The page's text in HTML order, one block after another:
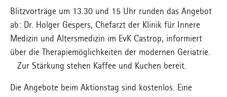
Blitzvorträge um 13.30 und 15 Uhr runden das Angebot
ab: Dr. Holger Gespers, Chefarzt der Klinik für Innere
Medizin und Altersmedizin im EvK Castrop, informiert
über die Therapiemöglichkeiten der modernen Geriatrie.
Zur Stärkung stehen Kaffee und Kuchen bereit.
Die Angebote beim Aktionstag sind kostenlos. Eine